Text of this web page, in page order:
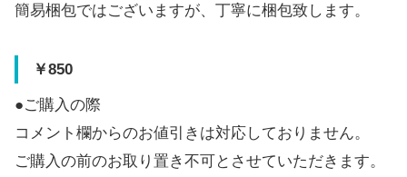
簡易梱包ではございますが、丁寧に梱包致します。
￥850
●ご購入の際
コメント欄からのお値引きは対応しておりません。
ご購入の前のお取り置き不可とさせていただきます。